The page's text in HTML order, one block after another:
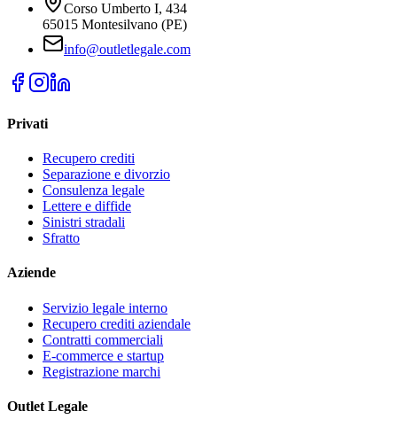
Corso Umberto I, 434
65015 Montesilvano (PE)
info@outletlegale.com
Privati
Recupero crediti
Separazione e divorzio
Consulenza legale
Lettere e diffide
Sinistri stradali
Sfratto
Aziende
Servizio legale interno
Recupero crediti aziendale
Contratti commerciali
E-commerce e startup
Registrazione marchi
Outlet Legale